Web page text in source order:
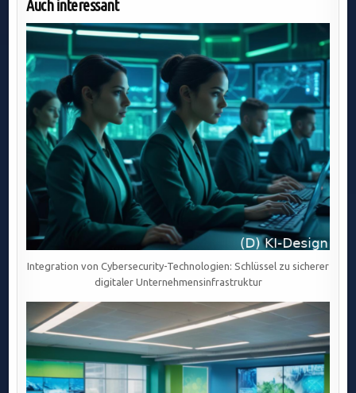
Auch interessant
Integration von Cybersecurity-Technologien: Schlüssel zu sicherer
digitaler Unternehmensinfrastruktur